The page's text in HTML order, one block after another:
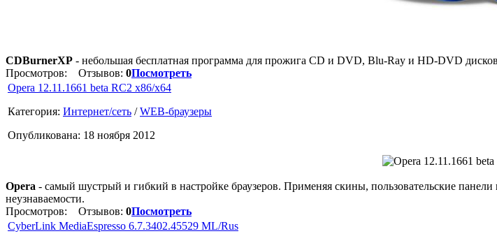
CDBurnerXP - небольшая бесплатная программа для прожига CD и DVD, Blu-Ray и HD-DVD
Просмотров:
Отзывов: 0Посмотреть
Opera 12.11.1661 beta RC2 x86/x64
Категория: Интернет/сеть /WEB-браузеры
Опубликована: 18 ноября 2012
Opera - самый шустрый и гибкий в настройке браузеров. Применяя скины, пользовательские
неузнаваемости.
Просмотров:
Отзывов: 0Посмотреть
CyberLink MediaEspresso 6.7.3402.45529 ML/Rus